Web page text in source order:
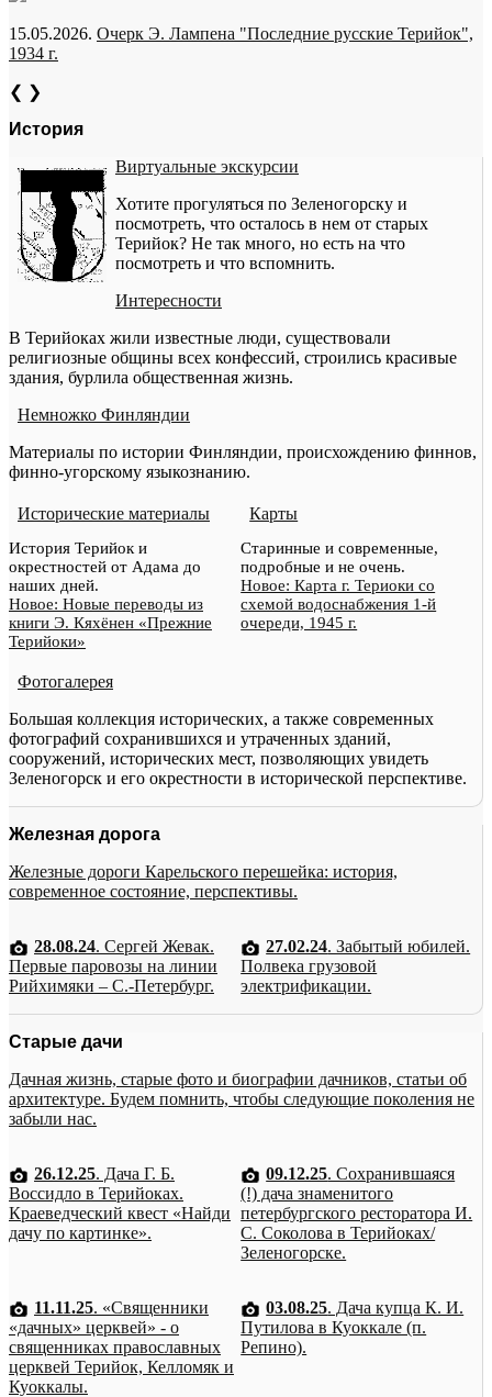
15.05.2026. Очерк Э. Лампена "Последние русские Терийок",
1934 г.
❮ ❯
История
Виртуальные экскурсии
Хотите прогуляться по Зеленогорску и
посмотреть, что осталось в нем от старых
Терийок? Не так много, но есть на что
посмотреть и что вспомнить.
Интересности
В Терийоках жили известные люди, существовали
религиозные общины всех конфессий, строились красивые
здания, бурлила общественная жизнь.
Немножко Финляндии
Материалы по истории Финляндии, происхождению финнов,
финно-угорскому языкознанию.
Исторические материалы
История Терийок и
окрестностей от Адама до
наших дней.
Новое: Новые переводы из
книги Э. Кяхёнен «Прежние
Терийоки»
Карты
Старинные и современные,
подробные и не очень.
Новое: Карта г. Териоки со
схемой водоснабжения 1-й
очереди, 1945 г.
Фотогалерея
Большая коллекция исторических, а также современных
фотографий сохранившихся и утраченных зданий,
сооружений, исторических мест, позволяющих увидеть
Зеленогорск и его окрестности в исторической перспективе.
Железная дорога
Железные дороги Карельского перешейка: история,
современное состояние, перспективы.
28.08.24. Сергей Жевак.
Первые паровозы на линии
Рийхимяки – С.-Петербург.
27.02.24. Забытый юбилей.
Полвека грузовой
электрификации.
Старые дачи
Дачная жизнь, старые фото и биографии дачников, статьи об
архитектуре. Будем помнить, чтобы следующие поколения не
забыли нас.
26.12.25. Дача Г. Б.
Воссидло в Терийоках.
Краеведческий квест «Найди
дачу по картинке».
09.12.25. Сохранившаяся
(!) дача знаменитого
петербургского ресторатора И.
С. Соколова в Терийоках/
Зеленогорске.
11.11.25. «Священники
«дачных» церквей» - о
священниках православных
церквей Терийок, Келломяк и
Куоккалы.
03.08.25. Дача купца К. И.
Путилова в Куоккале (п.
Репино).